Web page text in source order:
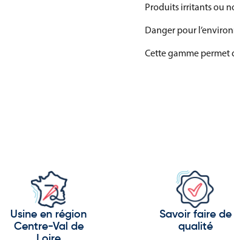
Produits irritants ou
Danger pour
Cette gamme permet
Entrepôts
Zones de stockage
Usine en région
Centre-Val de
Savoir faire de
qualité